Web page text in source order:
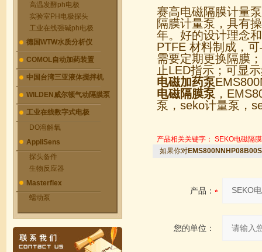
高温发酵ph电极
实验室PH电极探头
工业在线强碱ph电极
德国WTW水质分析仪
COMOL自动加药装置
中国台湾三亚液体搅拌机
WILDEN威尔顿气动隔膜泵
工业在线数字式电极
DO溶解氧
AppliSens
探头备件
生物反应器
Masterflex
蠕动泵
赛高电磁隔膜计量
隔膜计量泵，具有
年。好的设计理念
PTFE 材料制成，
需要定期更换隔膜
止LED指示；可显
电磁加药泵
电磁隔膜泵，
泵，seko计量泵，
产品相关关键字： SEKO电磁隔
如果你对
产品：
您的单位：